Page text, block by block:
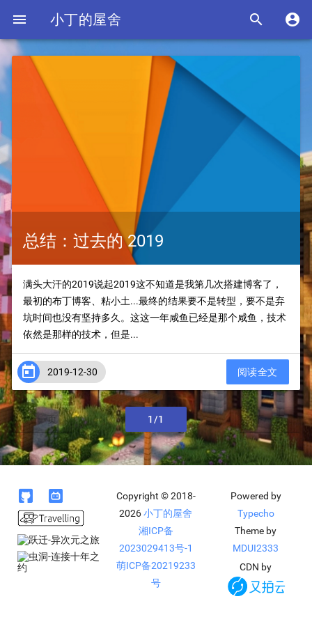
 小丁的屋舍  
总结：过去的 2019
满头大汗的2019说起2019这不知道是我第几次搭建博客了，
最初的布丁博客、粘小土...最终的结果要不是转型，要不是弃
坑时间也没有坚持多久。这这一年咸鱼已经是那个咸鱼，技术
依然是那样的技术，但是...
 2019-12-30 阅读全文
上一页 1/1 下一页
 
Copyright © 2018-
2026小丁的屋舍
湘ICP备
2023029413号-1
萌ICP备20219233
号
Powered by
Typecho
Theme by
MDUI2333
CDN by